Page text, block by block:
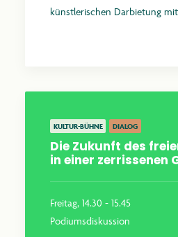
künstlerischen Darbietung mit
KULTUR-BÜHNE DIALOG
Die Zukunft des
in einer zerrissenen
Freitag, 14.30 - 15.45
Podiumsdiskussion